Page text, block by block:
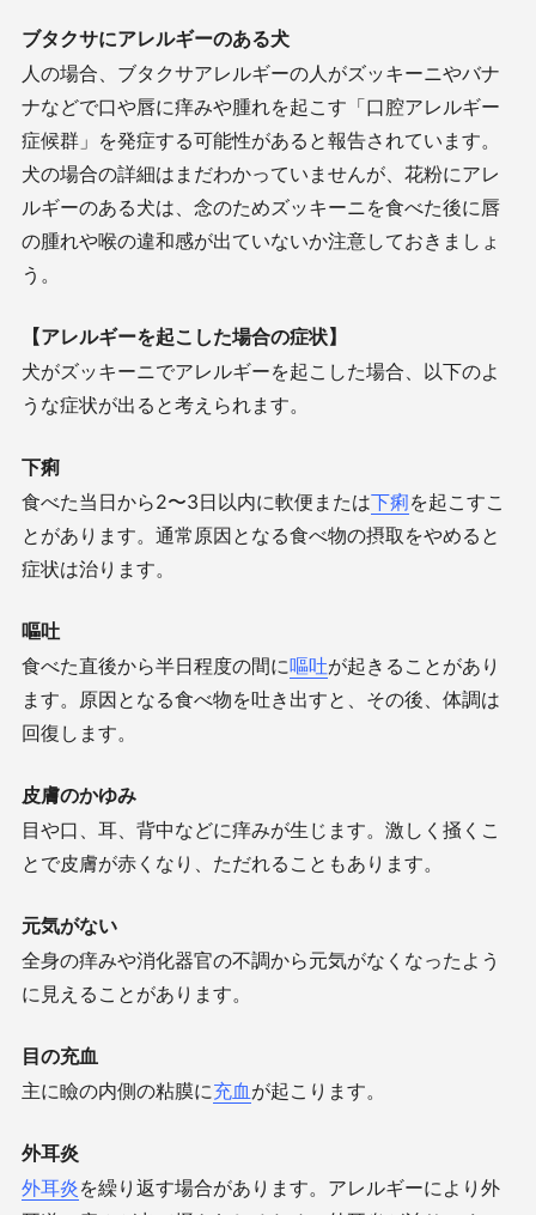
ブタクサにアレルギーのある犬
人の場合、ブタクサアレルギーの人がズッキーニやバナ
ナなどで口や唇に痒みや腫れを起こす「口腔アレルギー
症候群」を発症する可能性があると報告されています。
犬の場合の詳細はまだわかっていませんが、花粉にアレ
ルギーのある犬は、念のためズッキーニを食べた後に唇
の腫れや喉の違和感が出ていないか注意しておきましょ
う。
【アレルギーを起こした場合の症状】
犬がズッキーニでアレルギーを起こした場合、以下のよ
うな症状が出ると考えられます。
下痢
食べた当日から2〜3日以内に軟便または下痢を起こすこ
とがあります。通常原因となる食べ物の摂取をやめると
症状は治ります。
嘔吐
食べた直後から半日程度の間に嘔吐が起きることがあり
ます。原因となる食べ物を吐き出すと、その後、体調は
回復します。
皮膚のかゆみ
目や口、耳、背中などに痒みが生じます。激しく掻くこ
とで皮膚が赤くなり、ただれることもあります。
元気がない
全身の痒みや消化器官の不調から元気がなくなったよう
に見えることがあります。
目の充血
主に瞼の内側の粘膜に充血 が起こります。
外耳炎
外耳炎を繰り返す場合があります。アレルギーにより外